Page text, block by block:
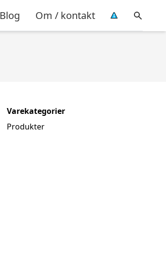
Blog Om / kontakt
Varekategorier
Produkter